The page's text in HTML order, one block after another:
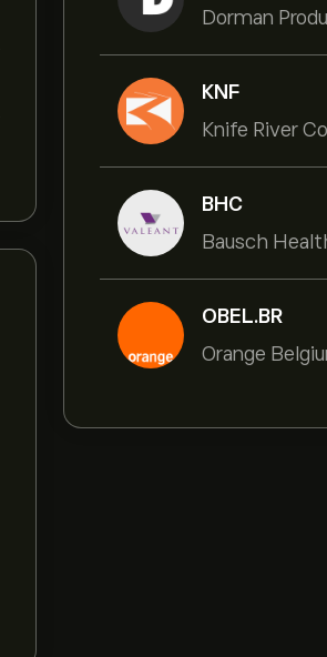
Dorman
KNF
Knife River
BHC
OBEL.BR
Orange